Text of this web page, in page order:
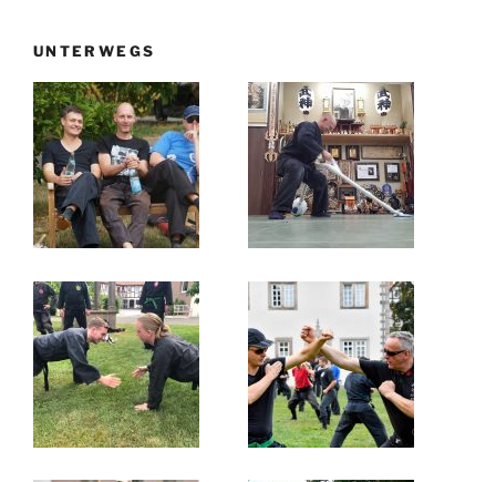
UNTERWEGS